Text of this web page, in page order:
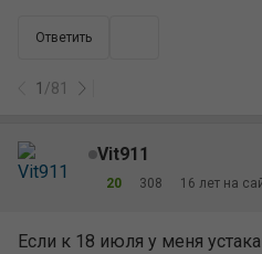
Ответить
1 /81
Vit911
20 308 16 лет на
Если к 18 июля у меня